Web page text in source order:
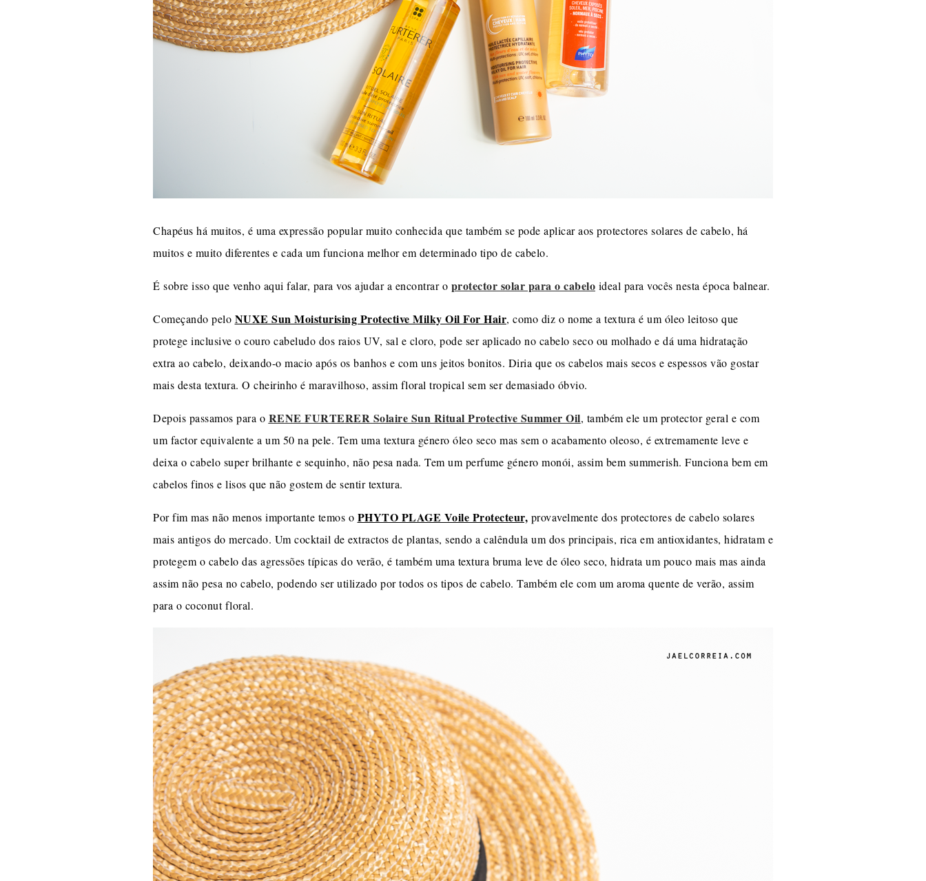
Chapéus há muitos, é uma expressão popular muito conhecida que também se pode aplicar aos protectores solares de cabelo, há
muitos e muito diferentes e cada um funciona melhor em determinado tipo de cabelo.
É sobre isso que venho aqui falar, para vos ajudar a encontrar o protector solar para o cabelo ideal para vocês nesta época balnear.
Começando pelo NUXE Sun Moisturising Protective Milky Oil For Hair, como diz o nome a textura é um óleo leitoso que
protege inclusive o couro cabeludo dos raios UV, sal e cloro, pode ser aplicado no cabelo seco ou molhado e dá uma hidratação
extra ao cabelo, deixando-o macio após os banhos e com uns jeitos bonitos. Diria que os cabelos mais secos e espessos vão gostar
mais desta textura. O cheirinho é maravilhoso, assim floral tropical sem ser demasiado óbvio.
Depois passamos para o RENE FURTERER Solaire Sun Ritual Protective Summer Oil, também ele um protector geral e com
um factor equivalente a um 50 na pele. Tem uma textura género óleo seco mas sem o acabamento oleoso, é extremamente leve e
deixa o cabelo super brilhante e sequinho, não pesa nada. Tem um perfume género monói, assim bem summerish. Funciona bem em
cabelos finos e lisos que não gostem de sentir textura.
Por fim mas não menos importante temos o PHYTO PLAGE Voile Protecteur, provavelmente dos protectores de cabelo solares
mais antigos do mercado. Um cocktail de extractos de plantas, sendo a calêndula um dos principais, rica em antioxidantes, hidratam e
protegem o cabelo das agressões típicas do verão, é também uma textura bruma leve de óleo seco, hidrata um pouco mais mas ainda
assim não pesa no cabelo, podendo ser utilizado por todos os tipos de cabelo. Também ele com um aroma quente de verão, assim
para o coconut floral.